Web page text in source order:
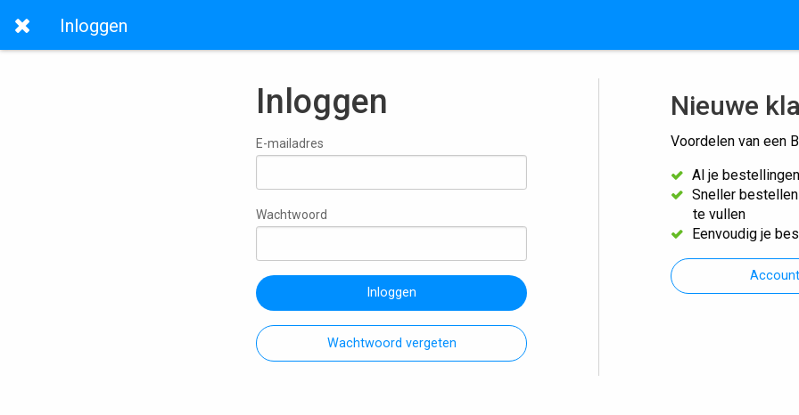
Inloggen
Inloggen
E-mailadres
Wachtwoord
Inloggen
Wachtwoord vergeten
Nieuwe
Voordelen van een
Al je
Sneller
te vullen
Eenvoudig je